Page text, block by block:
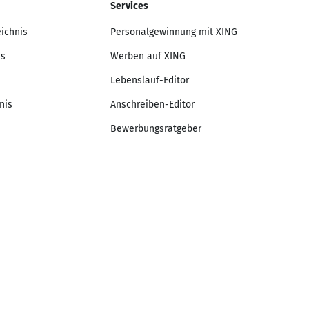
Services
Personalgewinnung mit XING
Werben auf XING
Lebenslauf-Editor
Anschreiben-Editor
Bewerbungsratgeber